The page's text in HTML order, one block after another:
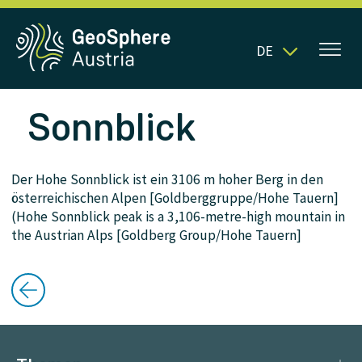
DE
Sonnblick
Der Hohe Sonnblick ist ein 3106 m hoher Berg in den
österreichischen Alpen [Goldberggruppe/Hohe Tauern]
(Hohe Sonnblick peak is a 3,106-metre-high mountain in
the Austrian Alps [Goldberg Group/Hohe Tauern]